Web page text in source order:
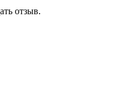
отзыв.